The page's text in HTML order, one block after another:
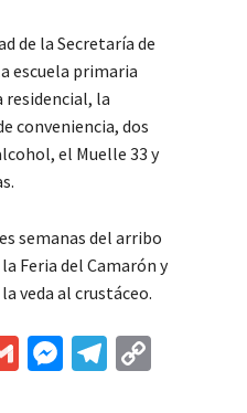
de la Secretaría de
escuela primaria
residencial, la
conveniencia, dos
el Muelle 33 y
semanas del arribo
Feria del Camarón y
veda al crustáceo.
G
M Te